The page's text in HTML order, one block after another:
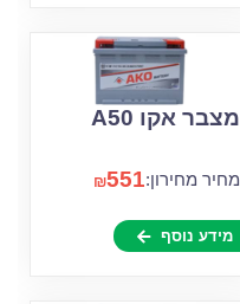
מצבר אקו A50
מחיר מחירון: ₪551
מידע נוסף